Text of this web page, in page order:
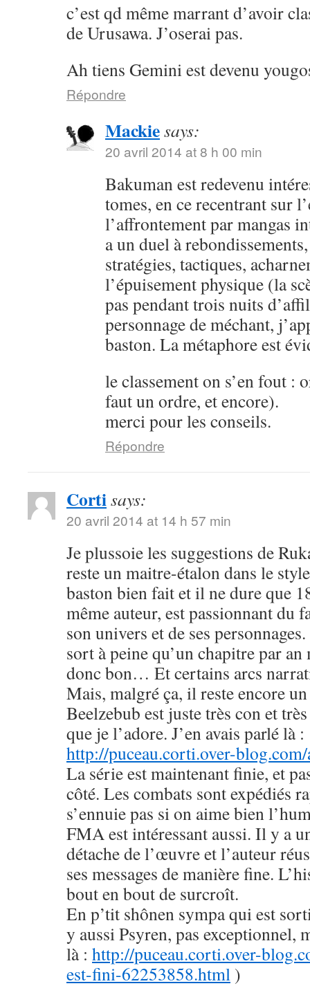
c’est qd même marrant d’avoir
de Urusawa. J’oserai pas.
Ah tiens Gemini est devenu
Répondre
Mackiesays:
20 avril 2014 at 8 h 00 min
Bakuman est redevenu
tomes, en ce recentrant sur
l’affrontement par mangas
a un duel à
stratégies, tactiques,
l’épuisement physique (la
pas pendant trois nuits
personnage de méchant,
baston. La métaphore est
le classement on s’en fout :
faut un ordre, et encore).
merci pour les conseils.
Répondre
Cortisays:
20 avril 2014 at 14 h 57 min
Je plussoie les suggestions de
reste un maitre-étalon dans le
baston bien fait et il ne dure que
même auteur, est passionnant du
son univers et de ses
sort à peine qu’un chapitre par
donc bon… Et certains arcs
Mais, malgré ça, il reste encore
Beelzebub est juste très con et
que je l’adore. J’en avais parlé là :
http://puceau.corti.over-
La série est maintenant finie, et
côté. Les combats sont expédiés
s’ennuie pas si on aime bien
FMA est intéressant aussi. Il y a
détache de l’œuvre et l’auteur
ses messages de manière fine.
bout en bout de surcroît.
En p’tit shônen sympa qui est
y aussi Psyren, pas exceptionnel,
là : http://puceau.corti.over-
est-fini-62253858.html )